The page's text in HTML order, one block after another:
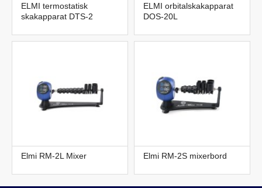
ELMI termostatisk
skakapparat DTS-2
ELMI orbitalskakapparat
DOS-20L
Elmi RM-2L Mixer Elmi RM-2S mixerbord